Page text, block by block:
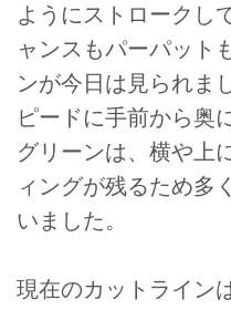
ようにストロークし
ャンスもパーパット
ンが今日は見られま
ピードに手前から奥
グリーンは、横や上
ィングが残るため多
いました。
現在のカットライン